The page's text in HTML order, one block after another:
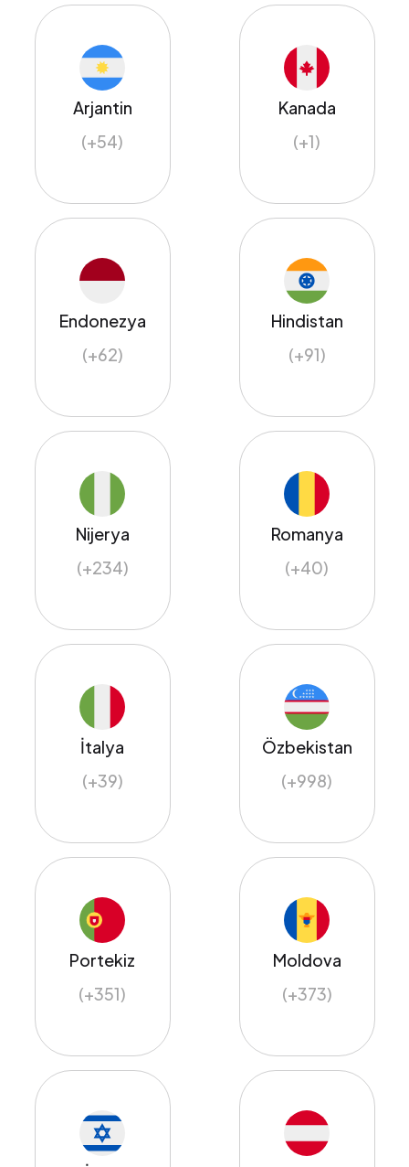
Arjantin
(+54)
Kanada
(+1)
Endonezya
(+62)
Hindistan
(+91)
Nijerya
(+234)
Romanya
(+40)
İtalya
(+39)
Özbekistan
(+998)
Portekiz
(+351)
Moldova
(+373)